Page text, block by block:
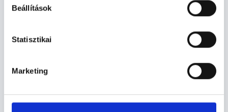
Beállítások
Statisztikai
Marketing
Pszichológia TERÜLETHEZ KAPCSOLÓDÓ